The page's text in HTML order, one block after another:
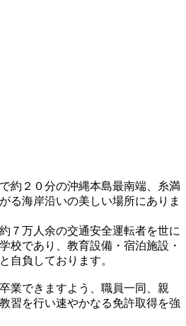
約２０分の沖縄本島最南端、糸満
る海岸沿いの美しい場所にありま
７万人余の交通安全運転者を世に
校であり、教育設備・宿泊施設・
自負しております。
業できますよう、職員一同、親
習を行い速やかなる免許取得を強